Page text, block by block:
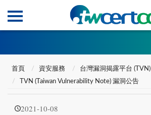
首頁 資安服務
台灣漏洞揭露平台 (TVN)
TVN (Taiwan Vulnerability Note) 漏洞公告
2021-10-08